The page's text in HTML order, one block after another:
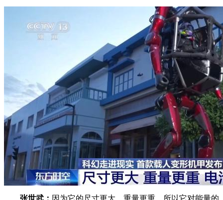
张世武： 因为它的尺寸更大、重量更重，所以它对能量的